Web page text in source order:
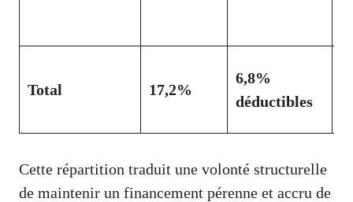
Total 17,2%
6,8%
déductibles
Cette répartition traduit une volonté structurelle
de maintenir un financement pérenne et accru de